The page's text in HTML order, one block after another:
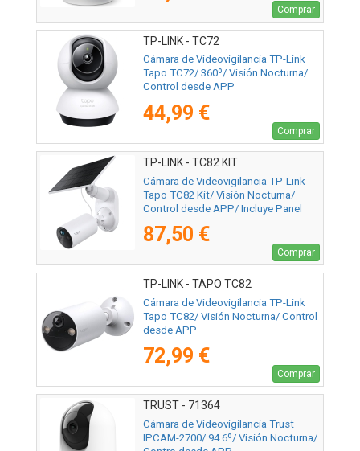
Comprar
TP-LINK - TC72
Cámara de Videovigilancia TP-Link
Tapo TC72/ 360º/ Visión Nocturna/
Control desde APP
44,99 €
Comprar
TP-LINK - TC82 KIT
Cámara de Videovigilancia TP-Link
Tapo TC82 Kit/ Visión Nocturna/
Control desde APP/ Incluye Panel
87,50 €
Comprar
TP-LINK - TAPO TC82
Cámara de Videovigilancia TP-Link
Tapo TC82/ Visión Nocturna/ Control
desde APP
72,99 €
Comprar
TRUST - 71364
Cámara de Videovigilancia Trust
IPCAM-2700/ 94.6º/ Visión Nocturna/